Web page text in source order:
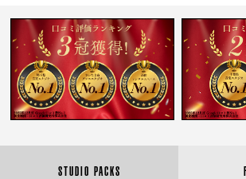
2026.1
2025.12
2025.11
STUDIO PACKS